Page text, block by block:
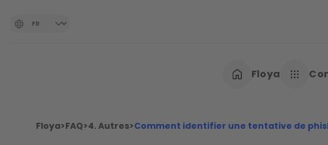
Floya
Floya>FAQ>4. Autres>Comment identifier une tentative de